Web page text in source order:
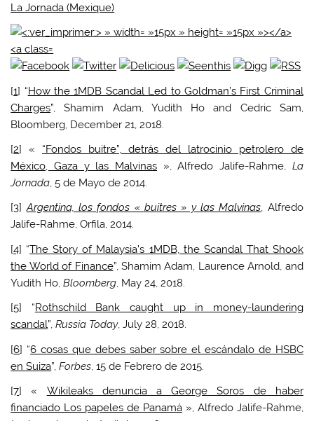
La Jornada (Mexique)
[1] “How the 1MDB Scandal Led to Goldman’s First Criminal
Charges”, Shamim Adam, Yudith Ho and Cedric Sam,
Bloomberg, December 21, 2018.
[2] « “Fondos buitre”, detrás del latrocinio petrolero de
México, Gaza y las Malvinas », Alfredo Jalife-Rahme, La
Jornada, 5 de Mayo de 2014.
[3]Argentina, los fondos « buitres » y las Malvinas, Alfredo
Jalife-Rahme, Orfila, 2014.
[4] “The Story of Malaysia’s 1MDB, the Scandal That Shook
the World of Finance”, Shamim Adam, Laurence Arnold, and
Yudith Ho,Bloomberg, May 24, 2018.
[5] “Rothschild Bank caught up in money-laundering
scandal”,Russia Today, July 28, 2018.
[6] “6 cosas que debes saber sobre el escándalo de HSBC
en Suiza”,Forbes, 15 de Febrero de 2015.
[7] « Wikileaks denuncia a George Soros de haber
financiado Los papeles de Panamá», Alfredo Jalife-Rahme,